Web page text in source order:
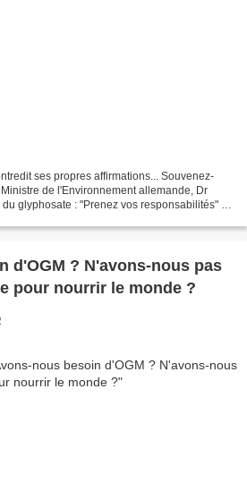
ses propres affirmations... Souvenez-
de l'Environnement allemande, Dr
glyphosate : "Prenez vos responsabilités" ».
d'OGM ? N'avons-nous pas
pour nourrir le monde ?